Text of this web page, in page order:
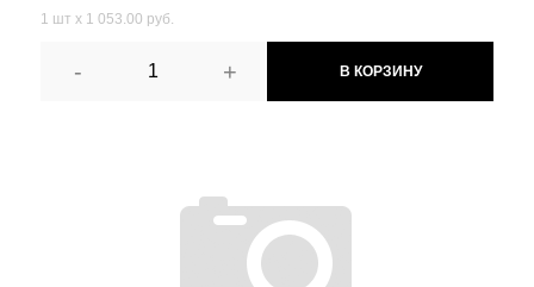
1 шт х 1 053.00 руб.
- + В КОРЗИНУ